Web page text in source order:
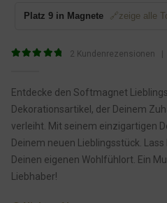
Platz 9 in Magnete 🔗zeige alle
2 Kundenrezensionen
Entdecke den Softmagnet
Dekorationsartikel, der Deinem
verleiht. Mit seinem einzigartigen
Deinem neuen Lieblingsstück.
Deinen eigenen Wohlfühlort. Ein
Liebhaber!